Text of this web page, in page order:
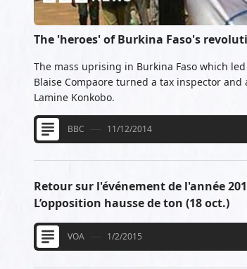
The 'heroes' of Burkina Faso's
The mass uprising in Burkina Faso which
Blaise Compaore turned a tax inspector
Lamine Konkobo.
BBC 11/12/2014
Retour sur l'événement de l'année
L’opposition hausse de ton (18 oct.)
VOA 1/2/2015